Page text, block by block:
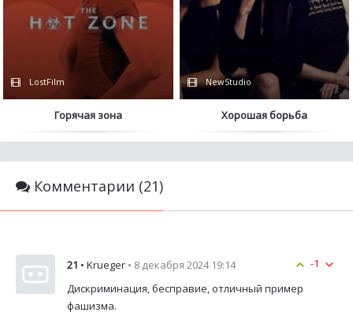
LostFilm
Горячая зона
NewStudio
Хорошая борьба
Комментарии (21)
-1
21 • Krueger • 8 декабря 2024 19:14
Дискриминация, бесправие, отличный пример
фашизма.